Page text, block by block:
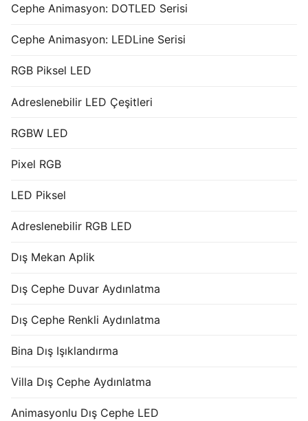
Cephe Animasyon: DOTLED Serisi
Cephe Animasyon: LEDLine Serisi
RGB Piksel LED
Adreslenebilir LED Çeşitleri
RGBW LED
Pixel RGB
LED Piksel
Adreslenebilir RGB LED
Dış Mekan Aplik
Dış Cephe Duvar Aydınlatma
Dış Cephe Renkli Aydınlatma
Bina Dış Işıklandırma
Villa Dış Cephe Aydınlatma
Animasyonlu Dış Cephe LED